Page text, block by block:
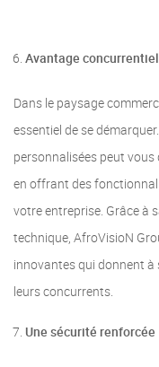
Avantage
Dans le paysage
essentiel de se
personnalisées peut
en offrant des
votre entreprise. Grâce à
technique, AfroVisioN
innovantes qui donnent à
leurs concurrents.
Une sécurité renforcée